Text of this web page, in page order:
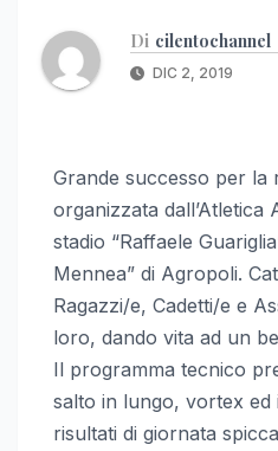
Di cilentochannel
DIC 2, 2019
Grande successo per la
organizzata dall’Atletica
stadio “Raffaele
Mennea” di Agropoli.
Ragazzi/e, Cadetti/e e
loro, dando vita ad un
Il programma tecnico
salto in lungo, vortex ed
risultati di giornata